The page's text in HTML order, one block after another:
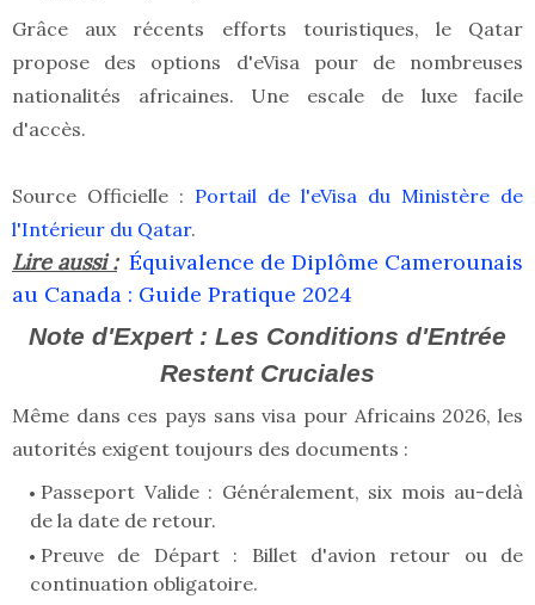
Grâce aux récents efforts touristiques, le Qatar
propose des options d'eVisa pour de nombreuses
nationalités africaines. Une escale de luxe facile
d'accès.
Source Officielle : Portail de l'eVisa du Ministère de
l'Intérieur du Qatar.
Lire aussi : Équivalence de Diplôme Camerounais
au Canada : Guide Pratique 2024
Note d'Expert : Les Conditions d'Entrée
Restent Cruciales
Même dans ces pays sans visa pour Africains 2026, les
autorités exigent toujours des documents :
Passeport Valide : Généralement, six mois au-delà
de la date de retour.
Preuve de Départ : Billet d'avion retour ou de
continuation obligatoire.